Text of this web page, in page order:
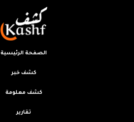
الصفحة الرئيسية
كشف خبر
كشف معلومة
تقارير